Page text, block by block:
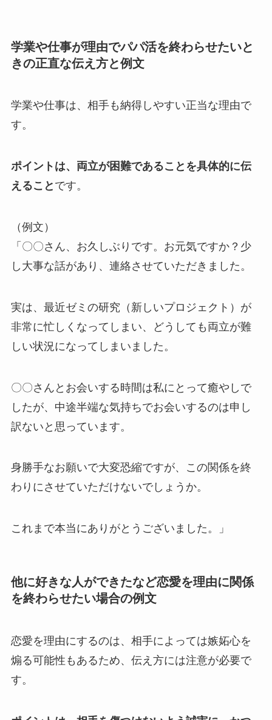
学業や仕事が理由でパパ活を終わらせたいと
きの正直な伝え方と例文
学業や仕事は、相手も納得しやすい正当な理由で
す。
ポイントは、両立が困難であることを具体的に伝
えること です。
（例文）
「〇〇さん、お久しぶりです。お元気ですか？少
し大事な話があり、連絡させていただきました。
実は、最近ゼミの研究（新しいプロジェクト）が
非常に忙しくなってしまい、
どうしても両立が難
しい状況になってしまいました。
〇〇さんとお会いする時間は私にとって癒やしで
したが、中途半端な気持ちでお会いするのは申し
訳ないと思っています。
身勝手なお願いで大変恐縮ですが、
この関係を終
わりにさせていただけないでしょうか。
これまで本当にありがとうございました。」
他に好きな人ができたなど恋愛を理由に関係
を終わらせたい場合の例文
恋愛を理由にするのは、相手によっては嫉妬心を
煽る可能性もあるため、伝え方には注意が必要で
す。